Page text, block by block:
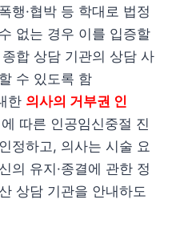
행·협박 등 학대로 법정
없는 경우 이를 입증할
합 상담 기관의 상담 사
수 있도록 함
한 의사의 거부권 인
따른 인공임신중절 진
정하고, 의사는 시술 요
의 유지·종결에 관한 정
상담 기관을 안내하도